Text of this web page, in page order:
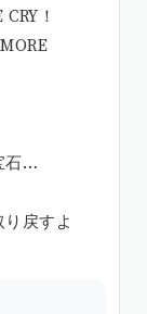
！
石…
戻すよ